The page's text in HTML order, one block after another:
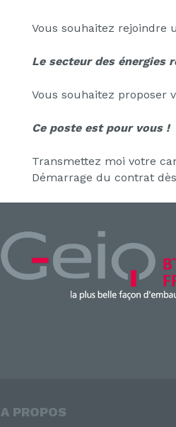
Vous souhaitez rejoindre
Le secteur des énergies
Vous souhaitez proposer
Ce poste est pour vous !
Transmettez moi votre
Démarrage du contrat
A PROPOS